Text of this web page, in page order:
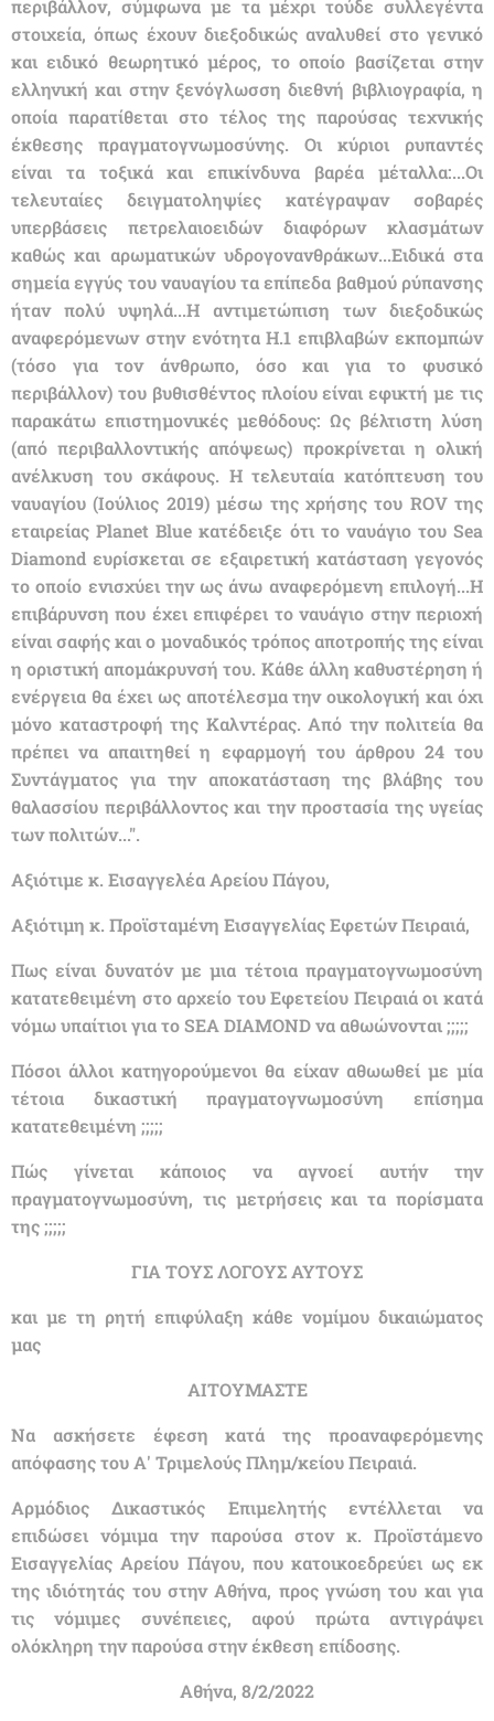
περιβάλλον, σύμφωνα με τα μέχρι τούδε συλλεγέντα
στοιχεία, όπως έχουν διεξοδικώς αναλυθεί στο γενικό
και ειδικό θεωρητικό μέρος, το οποίο βασίζεται στην
ελληνική και στην ξενόγλωσση διεθνή βιβλιογραφία, η
οποία παρατίθεται στο τέλος της παρούσας τεχνικής
έκθεσης πραγματογνωμοσύνης. Οι κύριοι ρυπαντές
είναι τα τοξικά και επικίνδυνα βαρέα μέταλλα:...Οι
τελευταίες δειγματοληψίες κατέγραψαν σοβαρές
υπερβάσεις πετρελαιοειδών διαφόρων κλασμάτων
καθώς και αρωματικών υδρογονανθράκων...Ειδικά στα
σημεία εγγύς του ναυαγίου τα επίπεδα βαθμού ρύπανσης
ήταν πολύ υψηλά...Η αντιμετώπιση των διεξοδικώς
αναφερόμενων στην ενότητα Η.1 επιβλαβών εκπομπών
(τόσο για τον άνθρωπο, όσο και για το φυσικό
περιβάλλον) του βυθισθέντος πλοίου είναι εφικτή με τις
παρακάτω επιστημονικές μεθόδους: Ως βέλτιστη λύση
(από περιβαλλοντικής απόψεως) προκρίνεται η ολική
ανέλκυση του σκάφους. Η τελευταία κατόπτευση του
ναυαγίου (Ιούλιος 2019) μέσω της χρήσης του ROV της
εταιρείας Planet Blue κατέδειξε ότι το ναυάγιο του Sea
Diamond ευρίσκεται σε εξαιρετική κατάσταση γεγονός
το οποίο ενισχύει την ως άνω αναφερόμενη επιλογή...Η
επιβάρυνση που έχει επιφέρει το ναυάγιο στην περιοχή
είναι σαφής και ο μοναδικός τρόπος αποτροπής της είναι
η οριστική απομάκρυνσή του. Κάθε άλλη καθυστέρηση ή
ενέργεια θα έχει ως αποτέλεσμα την οικολογική και όχι
μόνο καταστροφή της Καλντέρας. Από την πολιτεία θα
πρέπει να απαιτηθεί η εφαρμογή του άρθρου 24 του
Συντάγματος για την αποκατάσταση της βλάβης του
θαλασσίου περιβάλλοντος και την προστασία της υγείας
των πολιτών...".
Αξιότιμε κ. Εισαγγελέα Αρείου Πάγου,
Αξιότιμη κ. Προϊσταμένη Εισαγγελίας Εφετών Πειραιά,
Πως είναι δυνατόν με μια τέτοια πραγματογνωμοσύνη
κατατεθειμένη στο αρχείο του Εφετείου Πειραιά οι κατά
νόμω υπαίτιοι για το SEA DIAMOND να αθωώνονται ;;;;;
Πόσοι άλλοι κατηγορούμενοι θα είχαν αθωωθεί με μία
τέτοια δικαστική πραγματογνωμοσύνη επίσημα
κατατεθειμένη ;;;;;
Πώς γίνεται κάποιος να αγνοεί αυτήν την
πραγματογνωμοσύνη, τις μετρήσεις και τα πορίσματα
της ;;;;;
ΓΙΑ ΤΟΥΣ ΛΟΓΟΥΣ ΑΥΤΟΥΣ
και με τη ρητή επιφύλαξη κάθε νομίμου δικαιώματος
μας
ΑΙΤΟΥΜΑΣΤΕ
Να ασκήσετε έφεση κατά της προαναφερόμενης
απόφασης του Α' Τριμελούς Πλημ/κείου Πειραιά.
Αρμόδιος Δικαστικός Επιμελητής εντέλλεται να
επιδώσει νόμιμα την παρούσα στον κ. Προϊστάμενο
Εισαγγελίας Αρείου Πάγου, που κατοικοεδρεύει ως εκ
της ιδιότητάς του στην Αθήνα, προς γνώση του και για
τις νόμιμες συνέπειες, αφού πρώτα αντιγράψει
ολόκληρη την παρούσα στην έκθεση επίδοσης.
Αθήνα, 8/2/2022